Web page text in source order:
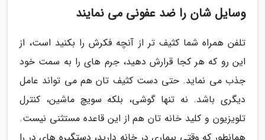
وسایل شان را ضد عفونی می نمایند
تلفن همراه شما کثیف تر از آنچه فکرش را بکنید است، از
این رو که هر کجا قرارش دهید، جرم های را به سمت خود
جذب می نماید. حتی دست کثیف تان هم می تواند عامل
دیگری باشد. نه تنها گوشی، بلکه سویچ ماشین، کنترل
تلویزیون و کلید خانه تان هم از این قاعده مستثنی نیست.